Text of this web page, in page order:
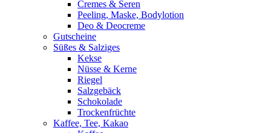
Cremes & Seren
Peeling, Maske, Bodylotion
Deo & Deocreme
Gutscheine
Süßes & Salziges
Kekse
Nüsse & Kerne
Riegel
Salzgebäck
Schokolade
Trockenfrüchte
Kaffee, Tee, Kakao